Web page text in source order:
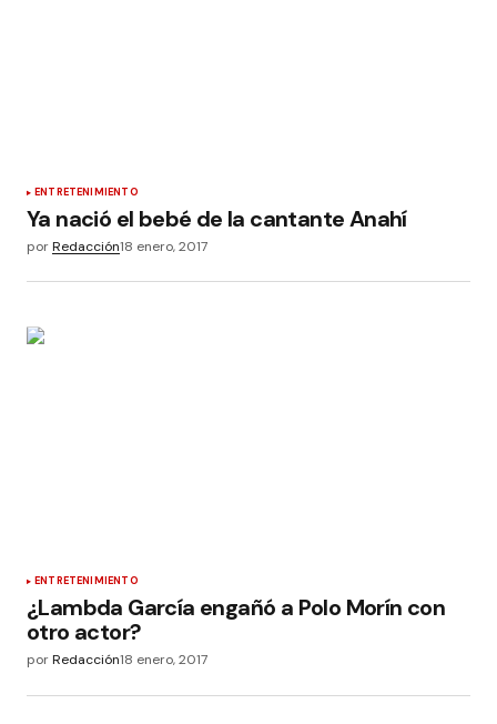
ENTRETENIMIENTO
Ya nació el bebé de la cantante Anahí
porRedacción18 enero, 2017
ENTRETENIMIENTO
¿Lambda García engañó a Polo Morín con
otro actor?
porRedacción18 enero, 2017